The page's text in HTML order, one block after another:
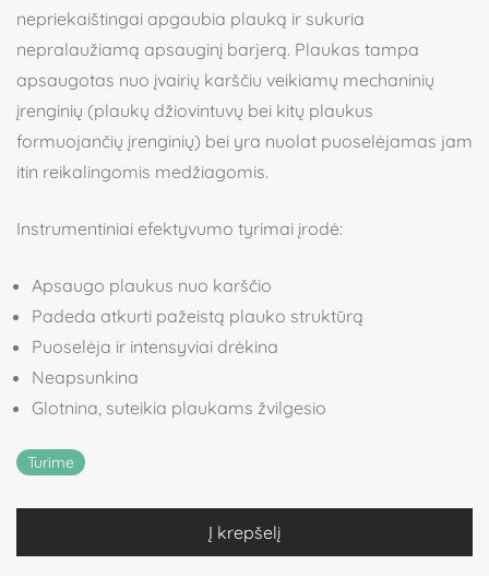
nepriekaištingai apgaubia plauką ir sukuria
nepralaužiamą apsauginį barjerą. Plaukas tampa
apsaugotas nuo įvairių karščiu veikiamų mechaninių
įrenginių (plaukų džiovintuvų bei kitų plaukus
formuojančių įrenginių) bei yra nuolat puoselėjamas jam
itin reikalingomis medžiagomis.
Instrumentiniai efektyvumo tyrimai įrodė:
Apsaugo plaukus nuo karščio
Padeda atkurti pažeistą plauko struktūrą
Puoselėja ir intensyviai drėkina
Neapsunkina
Glotnina, suteikia plaukams žvilgesio
Turime
Į krepšelį